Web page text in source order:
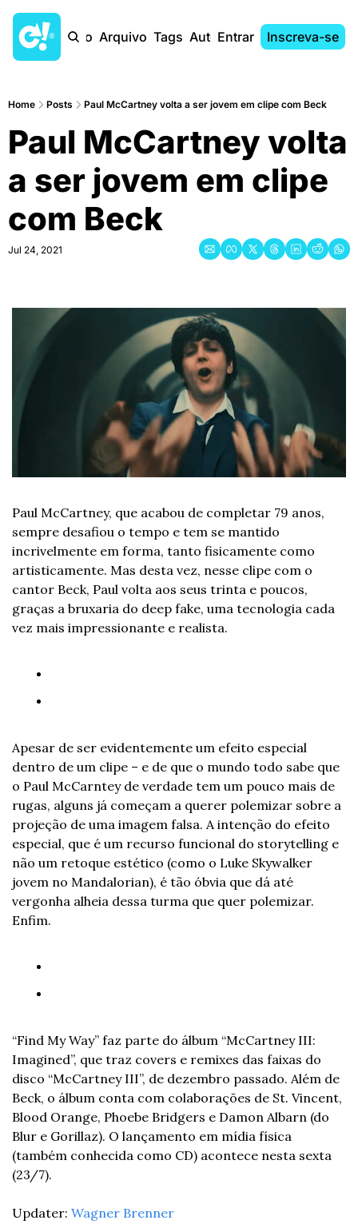
Início Arquivo Tags AutoresEntrar Inscreva-se
Home Posts Paul McCartney volta a ser jovem em clipe com Beck
Paul McCartney volta
a ser jovem em clipe
com Beck
Jul 24, 2021
Paul McCartney, que acabou de completar 79 anos,
sempre desafiou o tempo e tem se mantido
incrivelmente em forma, tanto fisicamente como
artisticamente. Mas desta vez, nesse clipe com o
cantor Beck, Paul volta aos seus trinta e poucos,
graças a bruxaria do deep fake, uma tecnologia cada
vez mais impressionante e realista.
Apesar de ser evidentemente um efeito especial
dentro de um clipe – e de que o mundo todo sabe que
o Paul McCarntey de verdade tem um pouco mais de
rugas, alguns já começam a querer polemizar sobre a
projeção de uma imagem falsa. A intenção do efeito
especial, que é um recurso funcional do storytelling e
não um retoque estético (como o Luke Skywalker
jovem no Mandalorian), é tão óbvia que dá até
vergonha alheia dessa turma que quer polemizar.
Enfim.
“Find My Way” faz parte do álbum “McCartney III:
Imagined”, que traz covers e remixes das faixas do
disco “McCartney III”, de dezembro passado. Além de
Beck, o álbum conta com colaborações de St. Vincent,
Blood Orange, Phoebe Bridgers e Damon Albarn (do
Blur e Gorillaz). O lançamento em mídia física
(também conhecida como CD) acontece nesta sexta
(23/7).
Updater: Wagner Brenner